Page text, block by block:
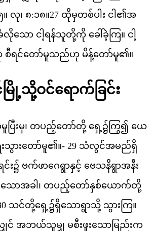
။ လု၊ ၈:၁၈။27 ထမတစပ င ါ၏​အ
လသ င ရနသတက ခ ခ ကြ။ င
စရငတမသညဟ မနတမူ၏။
မ သဝငရက ခင
မ ပမှ၊ တပညတတ ရ ှေ့၌​ ကြွ၍ ယ
သတမူ၏။- 29 သလငအမညရ
င်း၌ ဗကဖဂရနင ဗသနရအန
သအခ ါ၊ တပညတနစယကတ
သငတရ ှေ့၌​ရသရသ သ ကြ။
င အဘယသမ မစဖသ မညက